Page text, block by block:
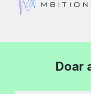
Doar